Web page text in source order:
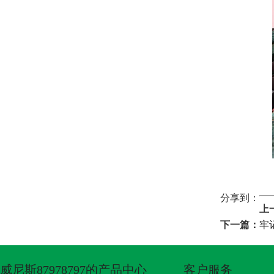
分享到：
下一篇： 牢
威尼斯87978797的产品中心 客户服务